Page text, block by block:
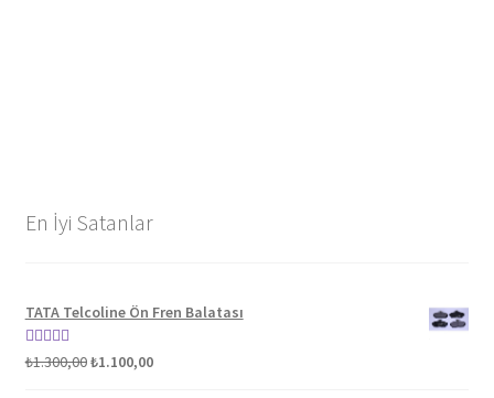
En İyi Satanlar
TATA Telcoline Ön Fren Balatası
5 üzerinden
₺1.300,00Orijinal
₺1.100,00Şu